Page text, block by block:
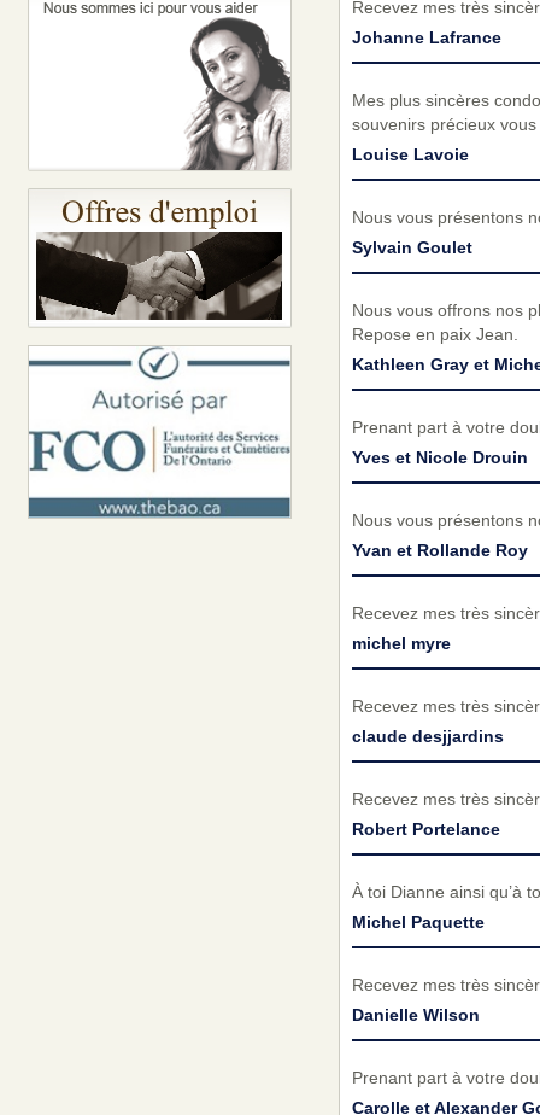
Recevez mes très
Johanne Lafrance
Mes plus sincères
souvenirs précieux
Louise Lavoie
Nous vous présentons
Sylvain Goulet
Nous vous offrons nos
Repose en paix Jean.
Kathleen Gray et
Prenant part à votre
Yves et Nicole Drouin
Nous vous présentons
Yvan et Rollande Roy
Recevez mes très
michel myre
Recevez mes très
claude desjjardins
Recevez mes très
Robert Portelance
À toi Dianne ainsi qu’à
Michel Paquette
Recevez mes très
Danielle Wilson
Prenant part à votre
Carolle et Alexander